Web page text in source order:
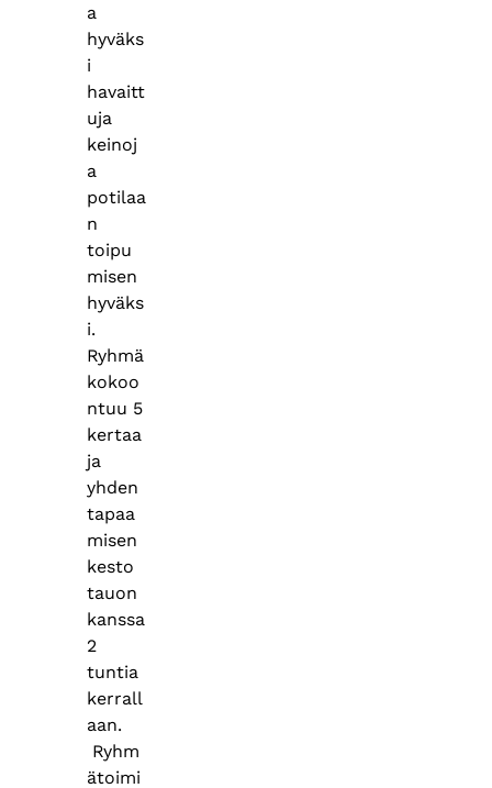
a
hyväks
i
havaitt
uja
keinoj
a
potilaa
n
toipu
misen
hyväks
i.
Ryhmä
kokoo
ntuu 5
kertaa
ja
yhden
tapaa
misen
kesto
tauon
kanssa
2
tuntia
kerrall
aan.
Ryhm
ätoimi